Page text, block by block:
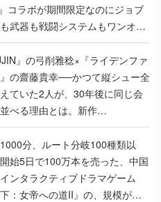
コラボが期間限定なのにジョブ
武器も戦闘システムもワンオフ
れた理由を両ディレクターに聞
』の弓削雅稔×『ライデンファ
の齋藤貴幸──かつて縦シュー全
ていた2人が、30年後に同じ会
べる理由とは。新作
EXTREME』で初タッグを組
ンド2人に訊く開発秘話
分、ルート分岐100種類以
開始5日で100万本を売った、中国
ンタラクティブドラマゲーム
下：女帝への道II』の、規模が違